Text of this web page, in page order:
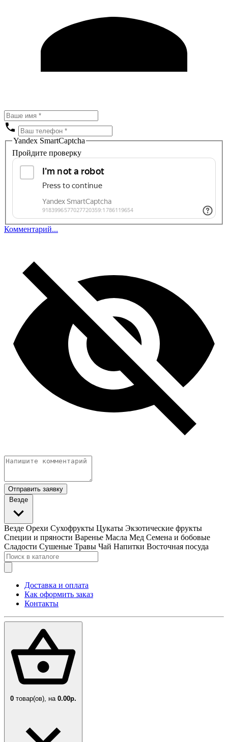
Yandex SmartCaptcha
Пройдите проверку
Комментарий...
Отправить заявку
Везде
Везде Орехи Сухофрукты Цукаты Экзотические фрукты
Специи и пряности Варенье Масла Мед Семена и бобовые
Сладости Сушеные Травы Чай Напитки Восточная посуда
Доставка и оплата
Как оформить заказ
Контакты
0 товар(ов), на 0.00р.